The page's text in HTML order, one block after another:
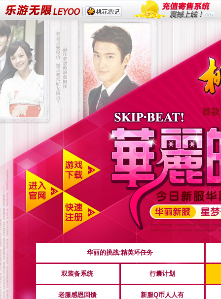
华丽的挑战:精英环任务
双装备系统 行囊计划
老服感恩回馈 新服Q币人人有